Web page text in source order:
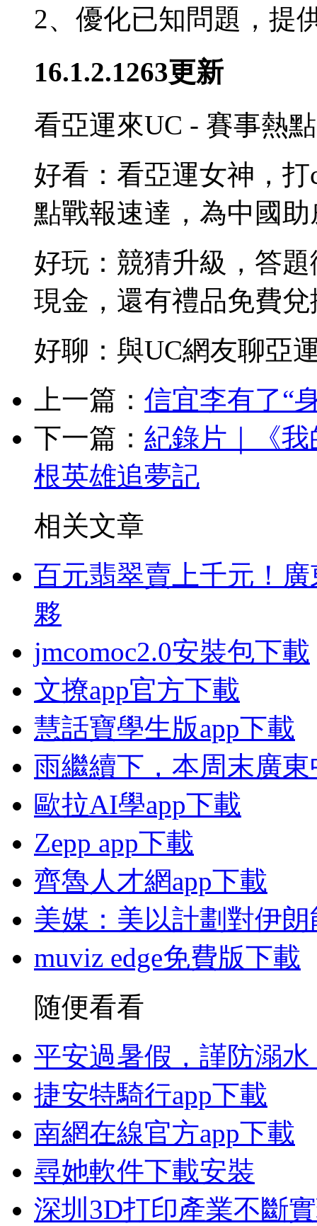
2、優化已知問題，提
16.1.2.1263更新
看亞運來UC - 賽事熱
好看：看亞運女神，
點戰報速達，為中國助
好玩：競猜升級，答
現金，還有禮品免費兌
好聊：與UC網友聊亞
上一篇： 信宜李有了“
下一篇： 紀錄片｜《
根英雄追夢記
相关文章
百元翡翠賣上千元！
夥
jmcomoc2.0安裝包下載
文撩app官方下載
慧話寶學生版app下載
雨繼續下，本周末廣
歐拉AI學app下載
Zepp app下載
齊魯人才網app下載
美媒：美以計劃對伊
muviz edge免費版下載
随便看看
平安過暑假，謹防溺
捷安特騎行app下載
南網在線官方app下載
尋她軟件下載安裝
深圳3D打印產業不斷